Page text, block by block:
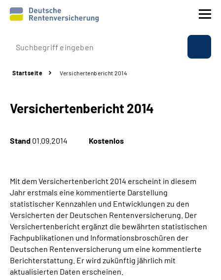
Prävention
Rente
Beratung & Kontakt
Über uns & Presse
Online-Services
Suche
Language
Startseite Versichertenbericht 2014
Versichertenbericht 2014
Stand 01.09.2014 Kostenlos
Mit dem Versichertenbericht 2014 erscheint in diesem
Jahr erstmals eine kommentierte Darstellung
statistischer Kennzahlen und Entwicklungen zu den
Versicherten der Deutschen Rentenversicherung. Der
Versichertenbericht ergänzt die bewährten statistischen
Fachpublikationen und Informationsbroschüren der
Deutschen Rentenversicherung um eine kommentierte
Berichterstattung. Er wird zukünftig jährlich mit
aktualisierten Daten erscheinen.